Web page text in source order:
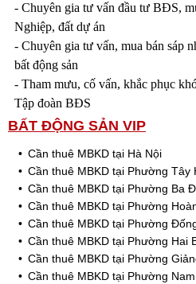
- Chuyên gia tư vấn đầu tư BĐS,
Nghiệp, đất dự án
- Chuyên gia tư vấn, mua bán sáp
bất động sản
- Tham mưu, cố vấn, khắc phục
Tập đoàn BĐS
BẤT ĐỘNG SẢN VIP
Cần thuê MBKD tại Hà Nội
Cần thuê MBKD tại Phường Tây
Cần thuê MBKD tại Phường Ba
Cần thuê MBKD tại Phường
Cần thuê MBKD tại Phường
Cần thuê MBKD tại Phường Hai
Cần thuê MBKD tại Phường
Cần thuê MBKD tại Phường